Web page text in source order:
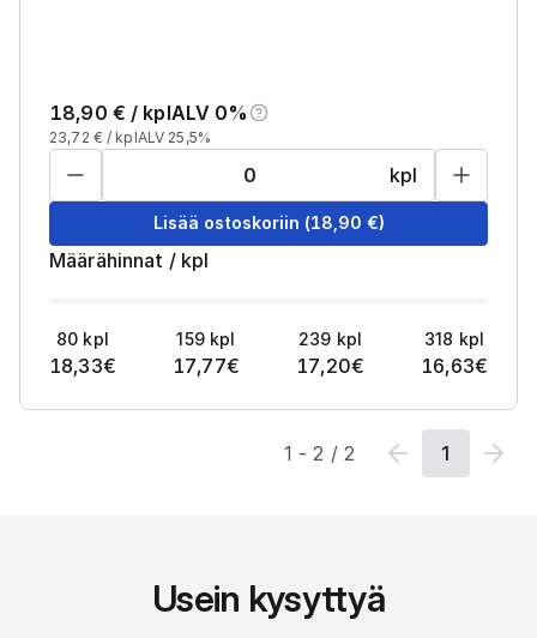
18,90 € / kplALV 0%
23,72 € / kplALV 25,5%
kpl
Lisää ostoskoriin (18,90 €)
Määrähinnat / kpl
80 kpl
18,33€
159 kpl
17,77€
239 kpl
17,20€
318 kpl
16,63€
1 -2 / 2 1
Usein kysyttyä